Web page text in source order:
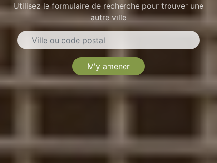
Utilisez le formulaire de recherche pour trouver une
autre ville
M'y amener